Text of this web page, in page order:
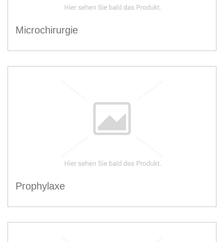
Microchirurgie
Prophylaxe